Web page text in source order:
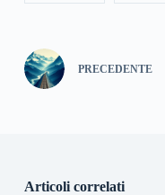
PRECEDENTE
Articoli correlati